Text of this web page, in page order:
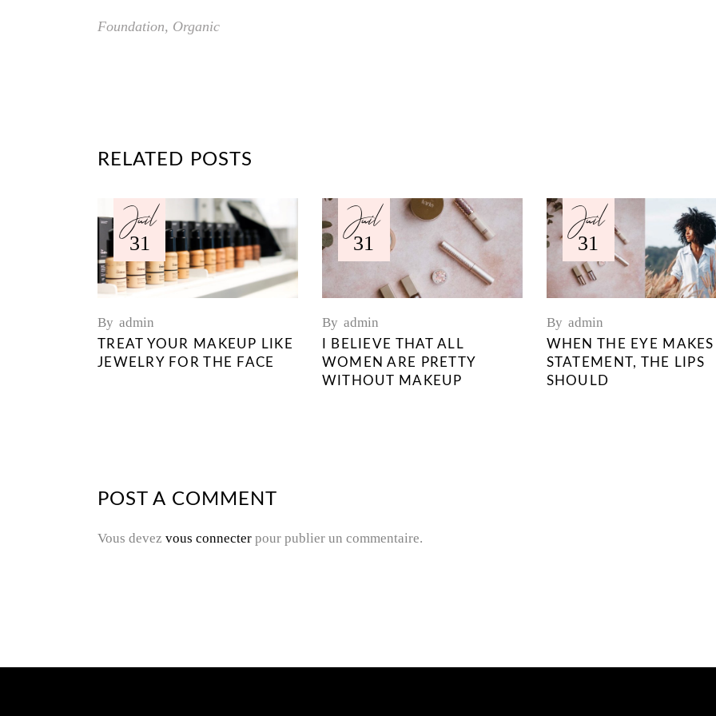
Foundation, Organic
RELATED POSTS
Juil
31
By admin
TREAT YOUR MAKEUP LIKE
JEWELRY FOR THE FACE
Juil
31
By admin
I BELIEVE THAT ALL
WOMEN ARE PRETTY
WITHOUT MAKEUP
Juil
31
By admin
WHEN THE EYE MAKES
STATEMENT, THE LIPS
SHOULD
POST A COMMENT
Vous devez vous connecter pour publier un commentaire.